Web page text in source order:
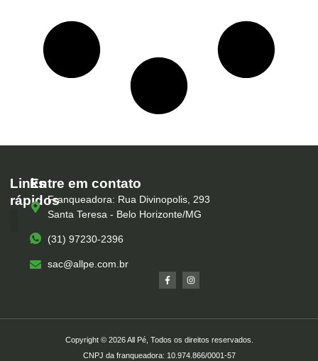
Links
rápidos
Entre em contato
Franqueadora: Rua Divinopolis, 293
Santa Teresa - Belo Horizonte/MG
(31) 97230-2396
sac@allpe.com.br
Copyright © 2026 All Pé, Todos os direitos reservados.
CNPJ da franqueadora: 10.974.866/0001-57